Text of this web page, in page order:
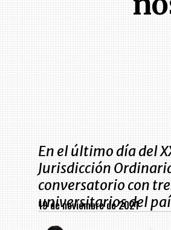
En el último día del
Jurisdicción
conversatorio con
universitarios del
19 de noviembre de 2021